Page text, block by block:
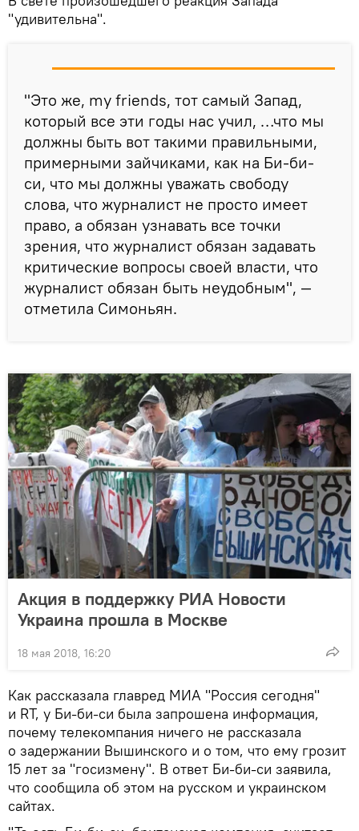
"удивительна".
"Это же, my friends, тот самый Запад,
который все эти годы нас учил, …что мы
должны быть вот такими правильными,
примерными зайчиками, как на Би-би-
си, что мы должны уважать свободу
слова, что журналист не просто имеет
право, а обязан узнавать все точки
зрения, что журналист обязан задавать
критические вопросы своей власти, что
журналист обязан быть неудобным", —
отметила Симоньян.
Акция в поддержку РИА Новости
Украина прошла в Москве
18 мая 2018, 16:20
Как рассказала главред МИА "Россия сегодня"
и RT, у Би-би-си была запрошена информация,
почему телекомпания ничего не рассказала
о задержании Вышинского и о том, что ему грозит
15 лет за "госизмену". В ответ Би-би-си заявила,
что сообщила об этом на русском и украинском
сайтах.